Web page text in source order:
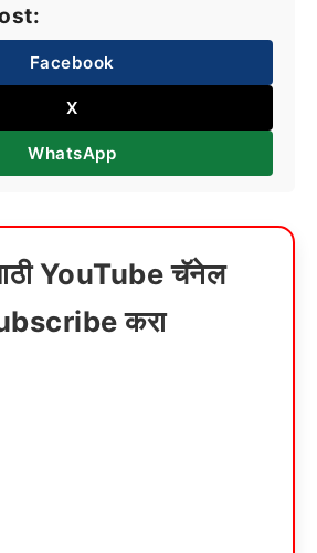
Facebook
X
WhatsApp
YouTube चॅनेल
करा